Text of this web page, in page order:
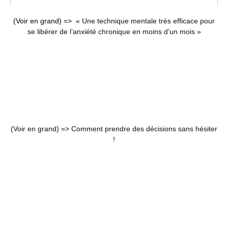
(Voir en grand) => « Une technique mentale très efficace pour
se libérer de l’anxiété chronique en moins d’un mois »
(Voir en grand) => Comment prendre des décisions sans hésiter
!